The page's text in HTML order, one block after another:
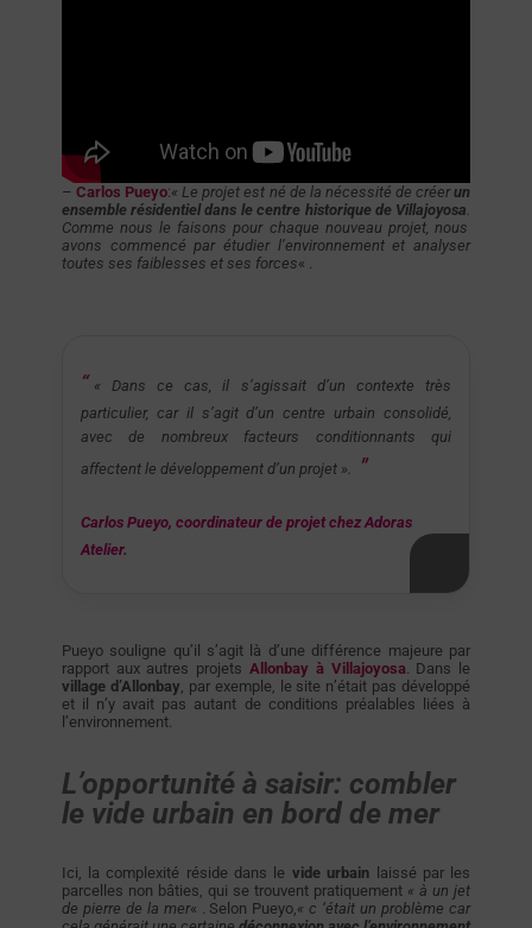
– Carlos Pueyo:« Le projet est né de la nécessité de créerun
ensemble résidentiel dans le centre historique de Villajoyosa
Comme nous le faisons pour chaque nouveau projet, nous
avons commencé par étudier l’environnement et analyser
toutes ses faiblesses et ses forces« .
« Dans ce cas, il s’agissait d’un contexte très
particulier, car il s’agit d’un centre urbain consolidé,
avec de nombreux facteurs conditionnants qui
affectent le développement d’un projet ».
Carlos Pueyo, coordinateur de projet chez Adoras
Atelier.
Pueyo souligne qu’il s’agit là d’une différence majeure par
rapport aux autres projets Allonbay à Villajoyosa . Dans le
village d’Allonbay , par exemple, le site n’était pas développé
et il n’y avait pas autant de conditions préalables liées à
l’environnement.
L’opportunité à saisir: combler
le vide urbain en bord de mer
Ici, la complexité réside dans le vide urbain laissé par les
parcelles non bâties, qui se trouvent pratiquement « à un jet
de pierre de la mer« . Selon Pueyo,« c ‘était un problème car